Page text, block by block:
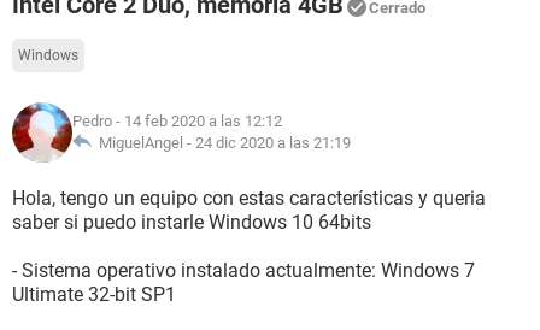
Cerrado
Windows
Pedro - 14 feb 2020 a las 12:12
MiguelAngel - 24 dic 2020 a las 21:19
Hola, tengo un equipo con estas características y queria
saber si puedo instarle Windows 10 64bits
- Sistema operativo instalado actualmente: Windows 7
Ultimate 32-bit SP1